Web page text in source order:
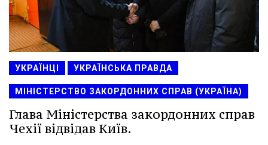
УКРАЇНЦІ УКРАЇНСЬКА ПРАВДА
МІНІСТЕРСТВО ЗАКОРДОННИХ СПРАВ (УКРАЇНА)
Глава Міністерства закордонних справ
Чехії відвідав Київ.